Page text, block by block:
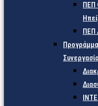
ΠΕΠ
ΠΕΠ